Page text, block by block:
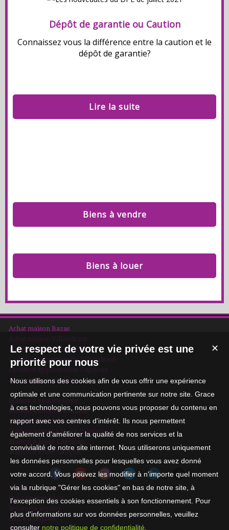
Dépôt de garantie ou Caution
Connaissez vous la différence entre la caution et le
dépôt de garantie?
Lire la suite
Biens à vendre
Biens à louer
Achat maison Bazas
Achat maison Villandraut
Location maison Captieux
Location appartement Villandraut
Location appartement Captieux
Achat maison Roaillan
Maison à vendre Losse
Maison à vendre Roaillan
Maison à louer Noaillan
Stationnement à louer Captieux
Maison à louer Captieux
Maison à louer Langon
Nos Honoraires
Qui sommes-nous
Mentions légales
Offre complète
✕
Le respect de votre vie privée est une
priorité pour nous
Nous utilisons des cookies afin de vous offrir une expérience
optimale et une communication pertinente sur notre site. Grace
à ces technologies, nous pouvons vous proposer du contenu en
rapport avec vos centres d'intérêt. Ils nous permettent
également d'améliorer la qualité de nos services et la
convivialité de notre site internet. Nous utiliserons uniquement
les données personnelles pour lesquelles vous avez donné
votre accord. Vous pouvez les modifier à n'importe quel moment
via la rubrique "Gérer les cookies" en bas de notre site, à
l'exception des cookies essentiels à son fonctionnement. Pour
plus d'informations sur vos données personnelles, veuillez
consulternotre politique de confidentialité